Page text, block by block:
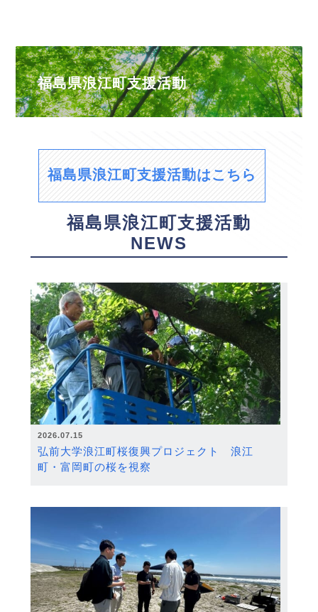
福島県浪江町支援活動
福島県浪江町支援活動はこちら
福島県浪江町支援活動
NEWS
2026.07.15
弘前大学浪江町桜復興プロジェクト 浪江
町・富岡町の桜を視察